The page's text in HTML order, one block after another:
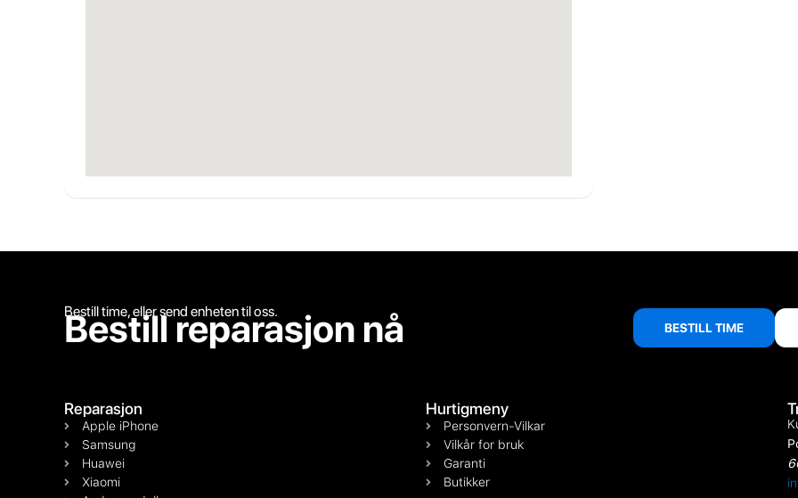
Bestill time, eller send enheten til oss.
Bestill reparasjon nå BESTILL TIME
Reparasjon
Apple iPhone
Samsung
Huawei
Xiaomi
Hurtigmeny
Personvern-Vilkar
Vilkår for bruk
Garanti
Butikker